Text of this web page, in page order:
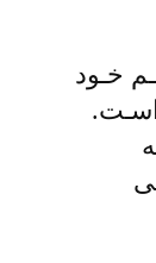
خـود
اسـت.